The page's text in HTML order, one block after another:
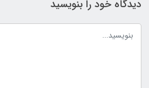
دیدگاه خود را بنویسید